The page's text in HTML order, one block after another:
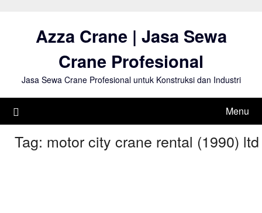
Azza Crane | Jasa Sewa
Crane Profesional
Jasa Sewa Crane Profesional untuk Konstruksi dan Industri
Menu
Tag: motor city crane rental (1990) ltd